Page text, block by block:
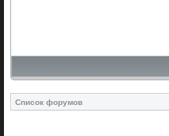
Список форумов